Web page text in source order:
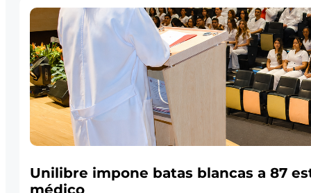
Unilibre impone batas blancas a 87
médico